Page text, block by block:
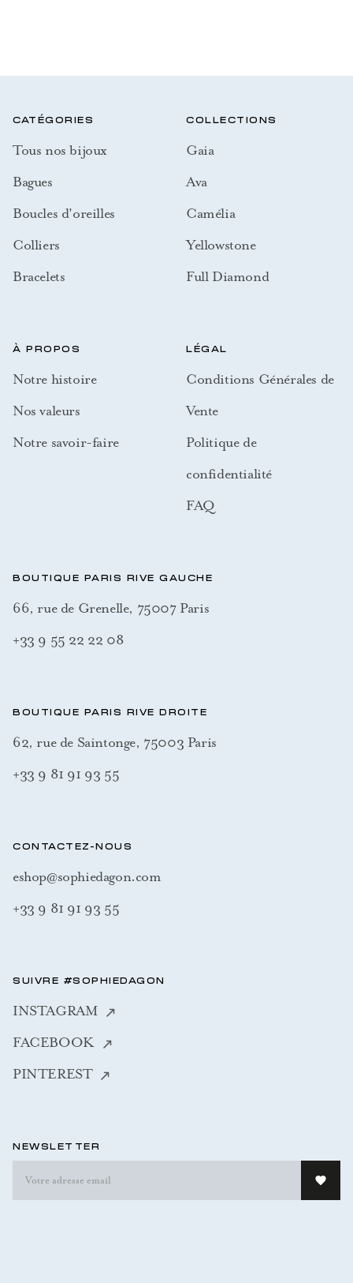
CATÉGORIES
Tous nos bijoux
Bagues
Boucles d'oreilles
Colliers
Bracelets
COLLECTIONS
Gaia
Ava
Camélia
Yellowstone
Full Diamond
À PROPOS
Notre histoire
Nos valeurs
Notre savoir-faire
LÉGAL
Conditions Générales de
Vente
Politique de
confidentialité
FAQ
BOUTIQUE PARIS RIVE GAUCHE
66, rue de Grenelle, 75007 Paris
+33 9 55 22 22 08
BOUTIQUE PARIS RIVE DROITE
62, rue de Saintonge, 75003 Paris
+33 9 81 91 93 55
CONTACTEZ-NOUS
eshop@sophiedagon.com
+33 9 81 91 93 55
SUIVRE #SOPHIEDAGON
INSTAGRAM
FACEBOOK
PINTEREST
NEWSLETTER